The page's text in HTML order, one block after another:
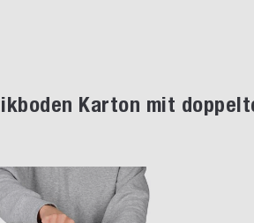
Karton mit